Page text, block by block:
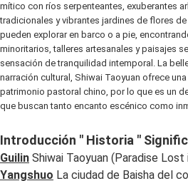
mítico con ríos serpenteantes, exuberantes
tradicionales y vibrantes jardines de flores
pueden explorar en barco o a pie,
minoritarios, talleres artesanales y paisajes
sensación de tranquilidad intemporal. La
narración cultural, Shiwai Taoyuan ofrece
patrimonio pastoral chino, por lo que es un
que buscan tanto encanto escénico como
Introducción " Historia "
Guilin Shiwai Taoyuan (Paradise Lost
Yangshuo La ciudad de Baisha del